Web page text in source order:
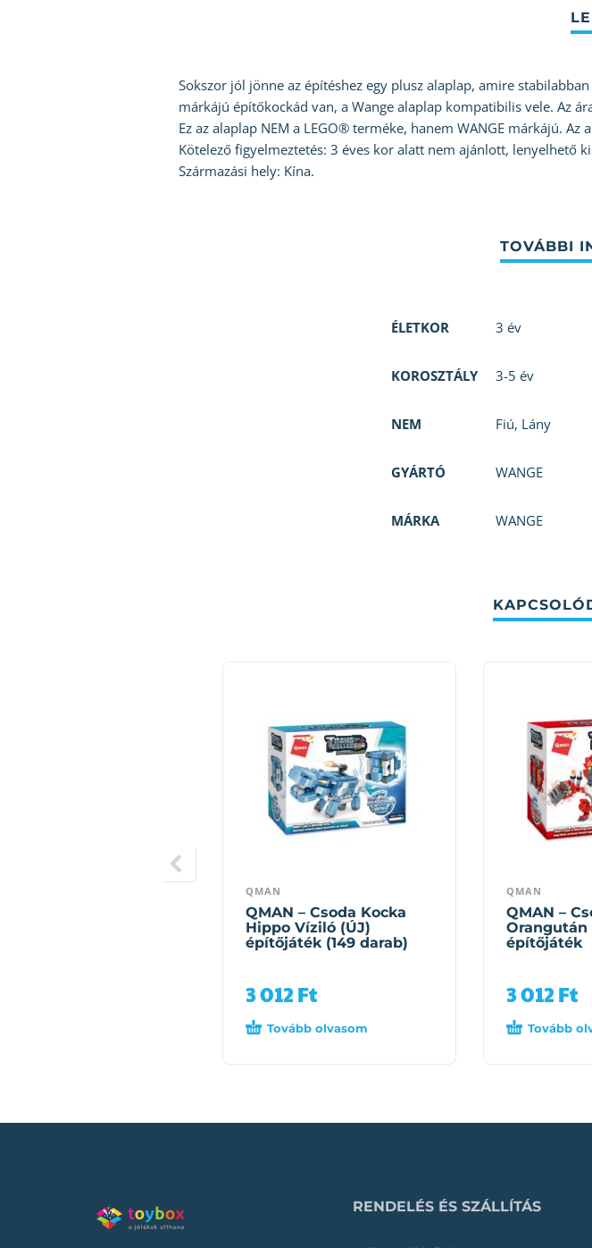
Sokszor jól jönne az építéshez egy plusz alaplap, amire
márkájú építőkockád van, a Wange alaplap kompatibilis vele. Az
Ez az alaplap NEM a LEGO® terméke, hanem WANGE márkájú.
Kötelező figyelmeztetés: 3 éves kor alatt nem ajánlott, lenyelhető
Származási hely: Kína.
ÉLETKOR 3 év
KOROSZTÁLY 3-5 év
NEM Fiú, Lány
GYÁRTÓ WANGE
MÁRKA WANGE
QMAN
QMAN – Csoda Kocka
Hippo Víziló (ÚJ)
építőjáték (149 darab)
3 012Ft
Tovább olvasom
QMAN
QMAN –
Orangután
építőjáték
3 012Ft
Tovább
RENDELÉS ÉS SZÁLLÍTÁS